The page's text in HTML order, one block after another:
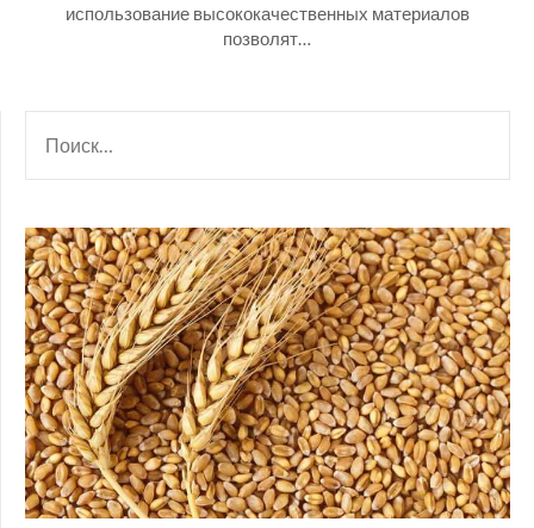
использование высококачественных материалов
позволят…